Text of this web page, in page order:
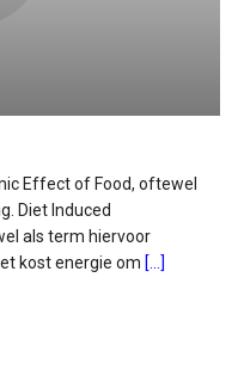
Effect of Food, oftewel
Diet Induced
als term hiervoor
kost energie om [...]